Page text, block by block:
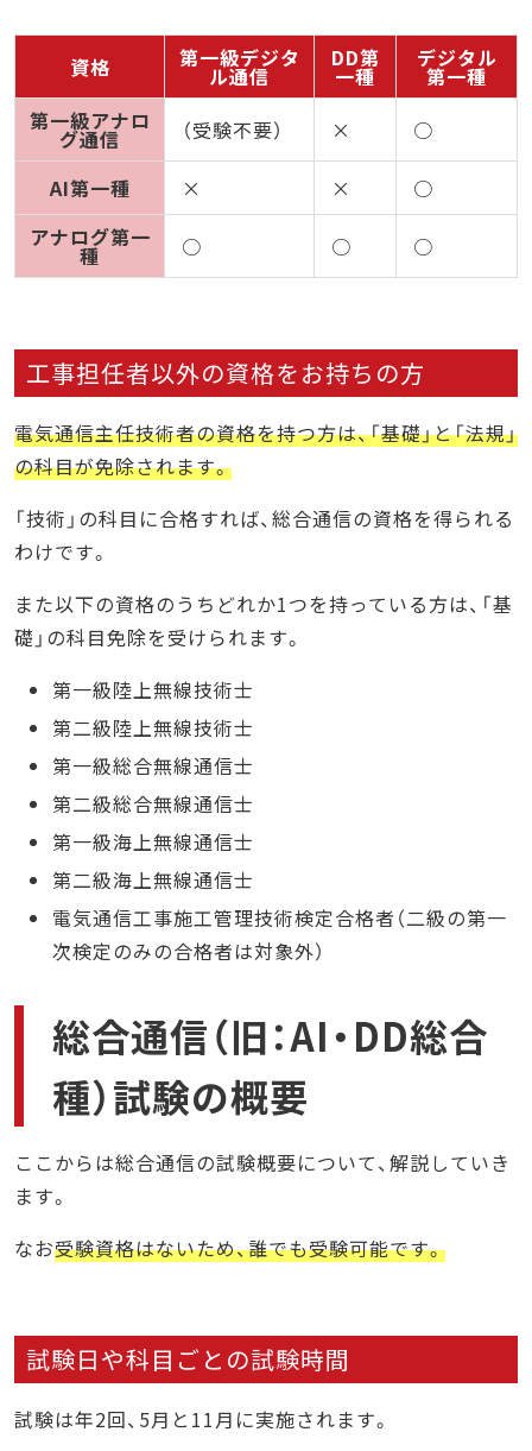
資格 第一級デジタ
ル通信
DD第
一種
デジタル
第一種
第一級アナロ
グ通信 （受験不要） × ○
AI第一種 × ×
○
アナログ第一
種 ○ ○ ○
工事担任者以外の資格をお持ちの方
電気通信主任技術者の資格を持つ方は、「基礎」と「法規」
の科目が免除されます。
「技術」の科目に合格すれば、総合通信の資格を得られる
わけです。
また以下の資格のうちどれか1つを持っている方は、「基
礎」の科目免除を受けられます。
第一級陸上無線技術士
第二級陸上無線技術士
第一級総合無線通信士
第二級総合無線通信士
第一級海上無線通信士
第二級海上無線通信士
電気通信工事施工管理技術検定合格者（二級の第一
次検定のみの合格者は対象外）
総合通信（旧：AI・DD総合
種）試験の概要
ここからは総合通信の試験概要について、解説していき
ます。
なお受験資格はないため、誰でも受験可能です。
試験日や科目ごとの試験時間
試験は年2回、5月と11月に実施されます。